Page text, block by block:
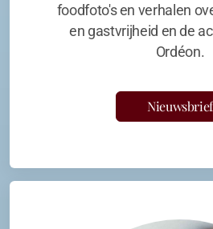
foodfoto's en verhalen
en gastvrijheid en de
Ordéon.
Nieuwsbrief